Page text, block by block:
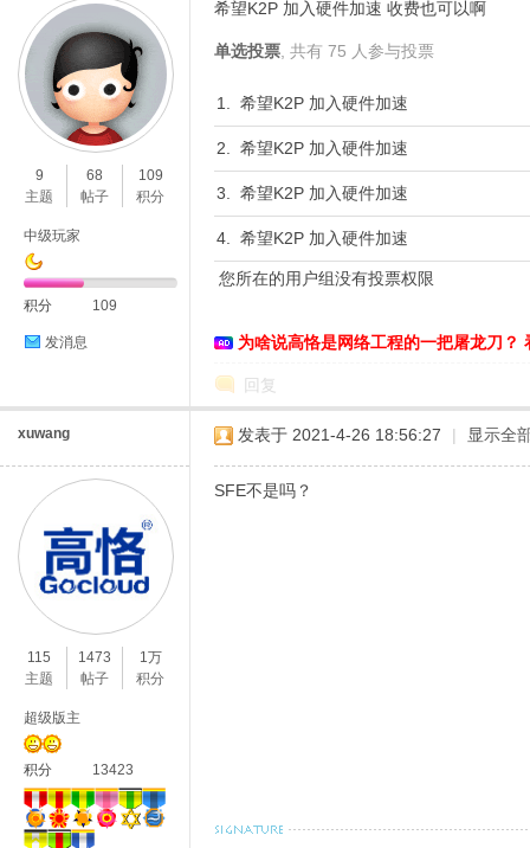
9
主题
68
帖子
109
积分
中级玩家
积分 109
发消息
希望K2P 加入硬件加速 收费也可以啊
单选投票 , 共有 75 人参与投票
1. 希望K2P 加入硬件加速
2. 希望K2P 加入硬件加速
3. 希望K2P 加入硬件加速
4. 希望K2P 加入硬件加速
您所在的用户组没有投票权限
为啥说高恪是网络工程的一把屠龙刀？
回复
xuwang
115
主题
1473
帖子
1万
积分
超级版主
积分 13423
发表于 2021-4-26 18:56:27 | 显示全
SFE不是吗？